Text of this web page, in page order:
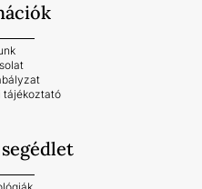
tájékoztató